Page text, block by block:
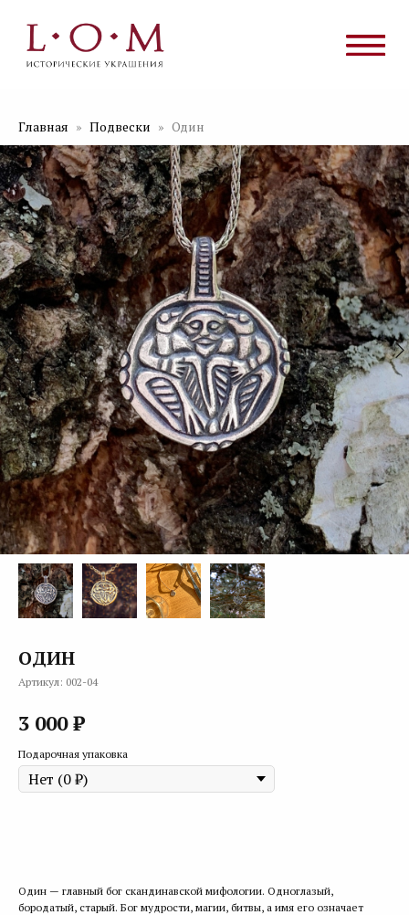
Главная Подвески Один
ОДИН
Артикул: 002-04
3 000 ₽
Подарочная упаковка
Один — главный бог скандинавской мифологии. Одноглазый,
бородатый, старый. Бог мудрости, магии, битвы, а имя его означает